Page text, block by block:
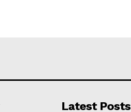
Latest Posts